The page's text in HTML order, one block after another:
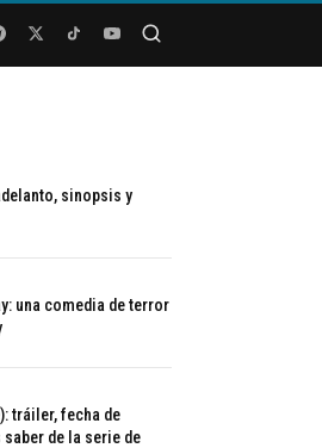
sinopsis y
una comedia de terror
tráiler, fecha de
de la serie de